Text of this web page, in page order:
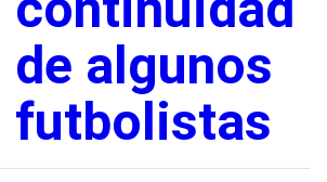
de algunos
futbolistas